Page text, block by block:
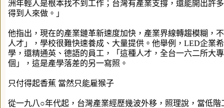
洲年輕人是根本找不到工作；台灣有產業支撐，還能開出許
得到人來做。」
他指出，現在的產業鏈革新速度加快，產業界線轉趨模糊，
人才」，學校很難快速養成、大量提供。他舉例，LED企業
學，還精通英、德語的員工，「這種人才，全台一六二所大
個」，這是產學落差的另一寫照。
只付得起香蕉 當然只能雇猴子
從一九八○年代起，台灣產業經歷幾波外移，照理說，當低階